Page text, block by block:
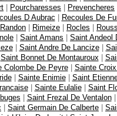
| Pourcharesses | Prevencheres
D Aubrac | Recoules De
| Rimeize | Rocles |
| Saint Amans | Saint Andeol
| Saint Andre De Lancize|
Saint Bonnet De Montauroux |
Colombe De Peyre| Sainte
| Sainte Enimie| Saint
| Sainte Eulalie| Saint
| Saint Frezal De Ventalon|
| Saint Germain De Calberte |